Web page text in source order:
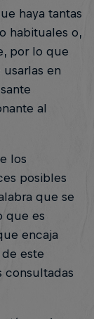
haya tantas
habituales o,
por lo que
en
al
los
posibles
que se
que es
encaja
este
consultadas